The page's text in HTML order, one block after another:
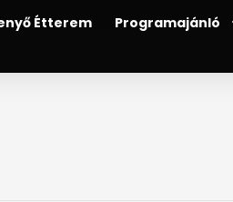
Étterem Programajánló